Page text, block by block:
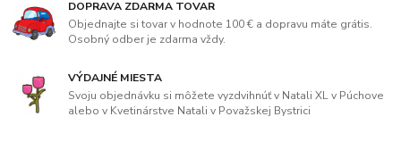
DOPRAVA ZDARMA TOVAR
Objednajte si tovar v hodnote 100 € a dopravu máte grátis.
Osobný odber je zdarma vždy.
VÝDAJNÉ MIESTA
Svoju objednávku si môžete vyzdvihnúť v Natali XL v Púchove
alebo v Kvetinárstve Natali v Považskej Bystrici